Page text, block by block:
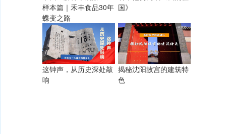
样本篇｜禾丰食品30年
蝶变之路
国》
这钟声，从历史深处敲
响
揭秘沈阳故宫的建筑特
色